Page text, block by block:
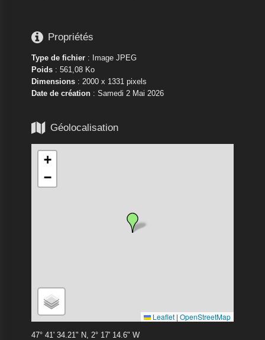
 Propriétés
Type de fichier: Image JPEG
Poids: 561,08 Ko
Dimensions: 2000 x 1331 pixels
Date de création: Samedi 2 Mai 2026
 Géolocalisation
+
−
Leaflet | OpenStreetMap
47° 41' 34.21" N, 2° 17' 14.6" W